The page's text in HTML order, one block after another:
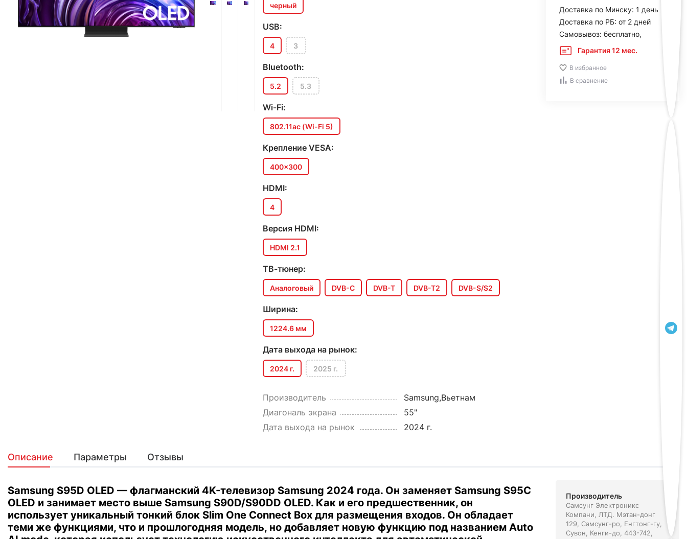
черный
USB:
4 3
Bluetooth:
5.2 5.3
Wi-Fi:
802.11ac (Wi-Fi 5)
Крепление VESA:
400x300
HDMI:
4
Версия HDMI:
HDMI 2.1
ТВ-тюнер:
Аналоговый DVB-C DVB-T DVB-T2 DVB-S/S2
Ширина:
1224.6 мм
Дата выхода на рынок:
2024 г. 2025 г.
Производитель
Samsung,Вьетнам
Диагональ экрана
55"
Дата выхода на рынок
2024 г.
Доставка по Минску: 1 день
Доставка по РБ: от 2 дней
Самовывоз: бесплатно,
Гарантия 12 мес.
В избранное
В сравнение
Описание Параметры Отзывы
Samsung S95D OLED — флагманский 4K-телевизор Samsung 2024 года. Он заменяет Samsung S95C
OLED и занимает место выше Samsung S90D/S90DD OLED. Как и его предшественник, он
использует уникальный тонкий блок Slim One Connect Box для размещения входов. Он обладает
теми же функциями, что и прошлогодняя модель, но добавляет новую функцию под названием Auto
Производитель
Самсунг Электроникс
Компани, ЛТД. Мэтан-донг
129, Самсунг-ро, Енгтонг-гу,
Сувон, Кенги-до, 443-742,